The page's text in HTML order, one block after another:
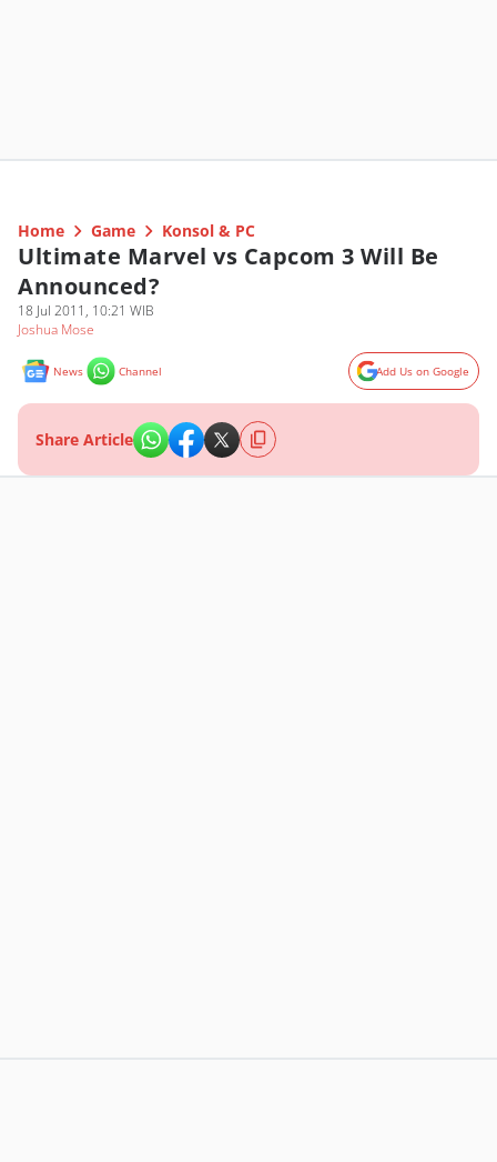
Home Game Konsol & PC
Ultimate Marvel vs Capcom 3 Will Be
Announced?
18 Jul 2011, 10:21 WIB
Joshua Mose
News Channel Add Us on Google
Share Article